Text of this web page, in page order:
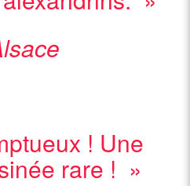
! Une
rare ! »